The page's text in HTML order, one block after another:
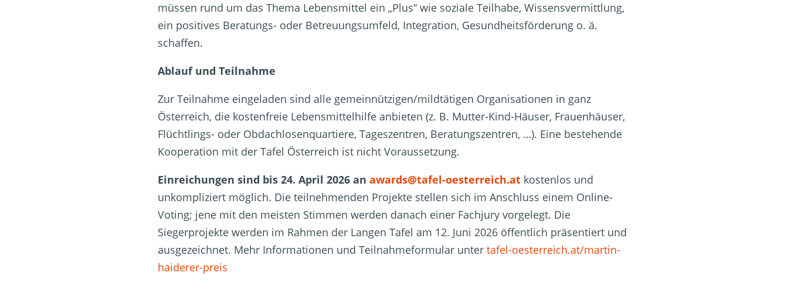
müssen rund um das Thema Lebensmittel ein „Plus“ wie soziale Teilhabe, Wissensvermittlung,
ein positives Beratungs- oder Betreuungsumfeld, Integration, Gesundheitsförderung o. ä.
schaffen.
Ablauf und Teilnahme
Zur Teilnahme eingeladen sind alle gemeinnützigen/mildtätigen Organisationen in ganz
Österreich, die kostenfreie Lebensmittelhilfe anbieten (z. B. Mutter-Kind-Häuser, Frauenhäuser,
Flüchtlings- oder Obdachlosenquartiere, Tageszentren, Beratungszentren, …). Eine bestehende
Kooperation mit der Tafel Österreich ist nicht Voraussetzung.
Einreichungen sind bis 24. April 2026 an awards@tafel-oesterreich.atkostenlos und
unkompliziert möglich. Die teilnehmenden Projekte stellen sich im Anschluss einem Online-
Voting; jene mit den meisten Stimmen werden danach einer Fachjury vorgelegt. Die
Siegerprojekte werden im Rahmen der Langen Tafel am 12. Juni 2026 öffentlich präsentiert und
ausgezeichnet. Mehr Informationen und Teilnahmeformular unter tafel-oesterreich.at/martin-
haiderer-preis